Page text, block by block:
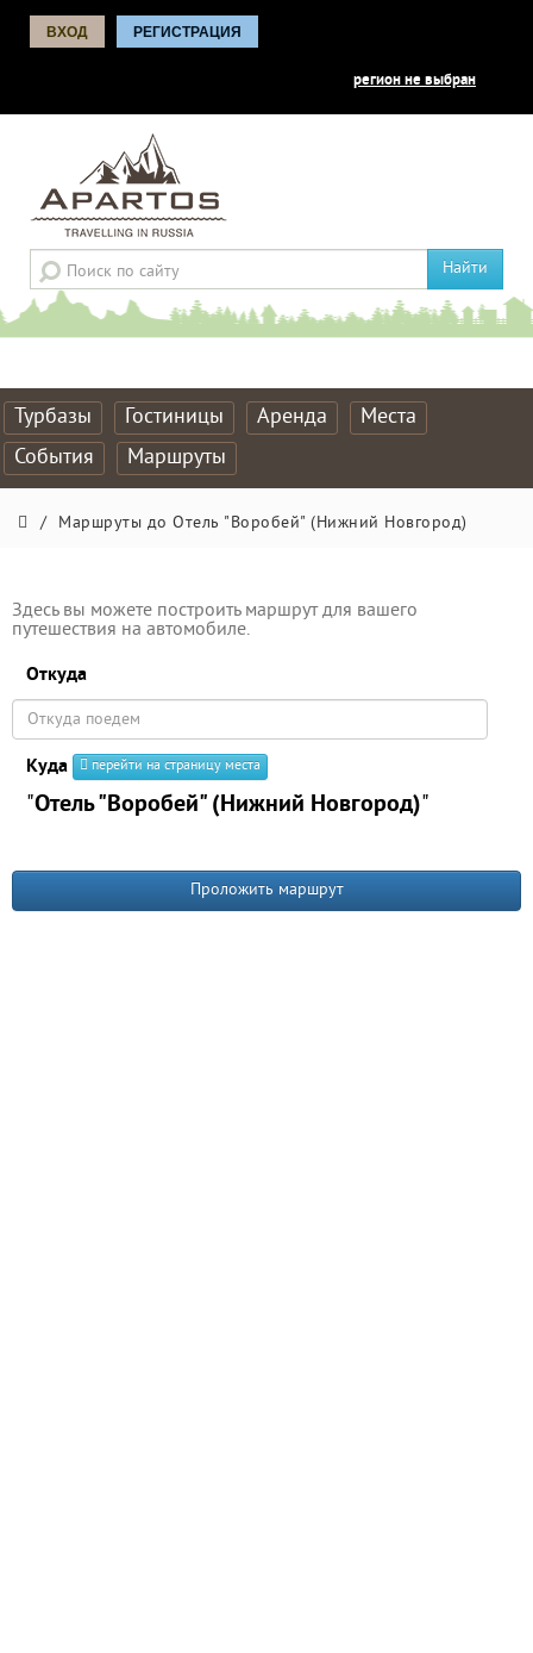
ВХОД РЕГИСТРАЦИЯ
регион не выбран
Найти
Турбазы Гостиницы Аренда
Места
События
Маршруты
/ Маршруты до Отель "Воробей" (Нижний Новгород)
Здесь вы можете построить маршрут для вашего
путешествия на автомобиле.
Откуда
Куда перейти на страницу места
"Отель "Воробей" (Нижний Новгород)"
Проложить маршрут